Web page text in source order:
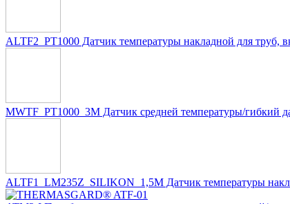
ALTF2_PT1000 Датчик температуры накладной для труб,
MWTF_PT1000_3M Датчик средней температуры/гибкий
ALTF1_LM235Z_SILIKON_1,5M Датчик температуры